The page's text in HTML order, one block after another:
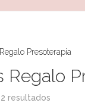
Presoterapia
Regalo
resultados